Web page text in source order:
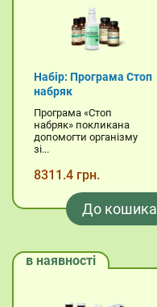
Набір: Програма Стоп
набряк
Програма «Стоп
набряк» покликана
допомогти організму
зі...
8311.4 грн.
До кошика
в наявності